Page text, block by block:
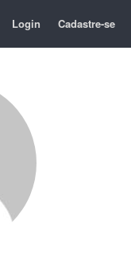
Login Cadastre-se